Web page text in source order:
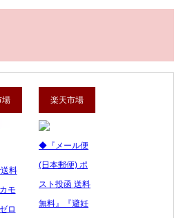
場
送料
モ
ロ
楽天市場
◆『メール便
(日本郵便) ポ
スト投函 送料
無料』『避妊